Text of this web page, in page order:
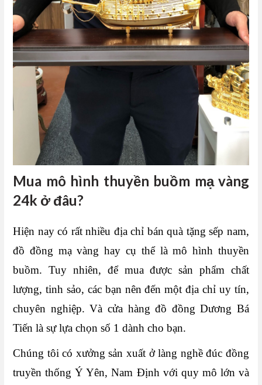
Mua mô hình thuyền buồm mạ vàng
24k ở đâu?
Hiện nay có rất nhiều địa chỉ bán quà tặng sếp nam,
đồ đồng mạ vàng hay cụ thể là mô hình thuyền
buồm. Tuy nhiên, để mua được sản phẩm chất
lượng, tinh sảo, các bạn nên đến một địa chỉ uy tín,
chuyên nghiệp. Và cửa hàng đồ đồng Dương Bá
Tiến là sự lựa chọn số 1 dành cho bạn.
Chúng tôi có xưởng sản xuất ở làng nghề đúc đồng
truyền thống Ý Yên, Nam Định với quy mô lớn và